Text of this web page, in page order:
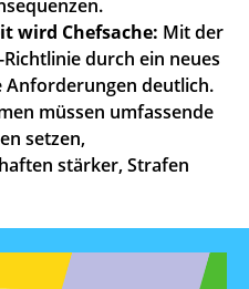
wird Chefsache: Mit der
durch ein neues
Anforderungen deutlich.
müssen umfassende
setzen,
stärker, Strafen